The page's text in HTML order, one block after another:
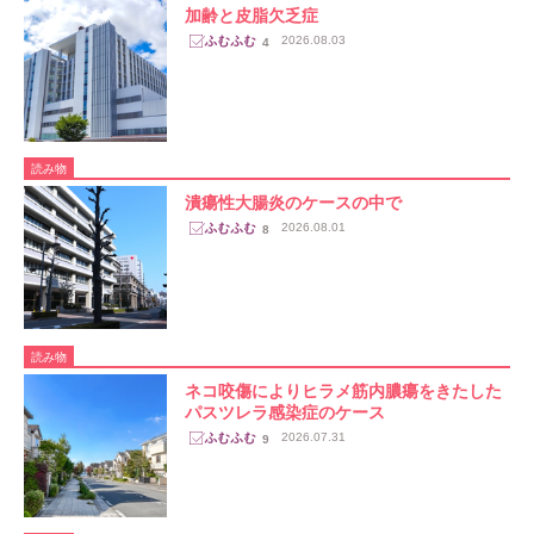
加齢と皮脂欠乏症
4 2026.08.03
読み物
潰瘍性大腸炎のケースの中で
8 2026.08.01
読み物
ネコ咬傷によりヒラメ筋内膿瘍をきたした
パスツレラ感染症のケース
9 2026.07.31